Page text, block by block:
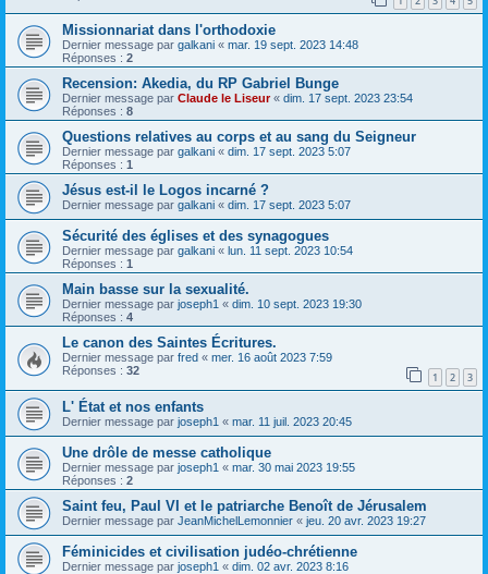
Missionnariat dans l'orthodoxie
Dernier message par galkani « mar. 19 sept. 2023 14:48
Réponses : 2
Recension: Akedia, du RP Gabriel Bunge
Dernier message par Claude le Liseur« dim. 17 sept. 2023 23:54
Réponses : 8
Questions relatives au corps et au sang du Seigneur
Dernier message par galkani « dim. 17 sept. 2023 5:07
Réponses : 1
Jésus est-il le Logos incarné ?
Dernier message par galkani « dim. 17 sept. 2023 5:07
Sécurité des églises et des synagogues
Dernier message par galkani « lun. 11 sept. 2023 10:54
Réponses : 1
Main basse sur la sexualité.
Dernier message par joseph1 « dim. 10 sept. 2023 19:30
Réponses : 4
Le canon des Saintes Écritures.
Dernier message par fred « mer. 16 août 2023 7:59
Réponses : 32 1 2 3
L' État et nos enfants
Dernier message par joseph1 « mar. 11 juil. 2023 20:45
Une drôle de messe catholique
Dernier message par joseph1 « mar. 30 mai 2023 19:55
Réponses : 2
Saint feu, Paul VI et le patriarche Benoît de Jérusalem
Dernier message par JeanMichelLemonnier « jeu. 20 avr. 2023 19:27
Féminicides et civilisation judéo-chrétienne
Dernier message par joseph1 « dim. 02 avr. 2023 8:16